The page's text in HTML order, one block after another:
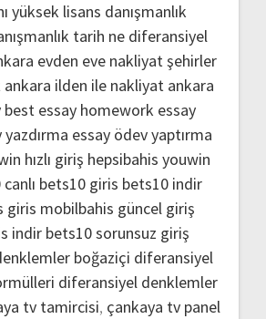
yüksek lisans danışmanlık
tarih ne diferansiyel
evden eve nakliyatşehirler
ankara ilden ile nakliyat ankara
best essay homework essay
yazdırma essay ödev yaptırma
hızlı giriş hepsibahis youwin
bets10 giris bets10 indir
giris mobilbahis güncel giriş
indir bets10 sorunsuz giriş
boğaziçi diferansiyel
diferansiyel denklemler
tv tamircisi, çankaya tv panel